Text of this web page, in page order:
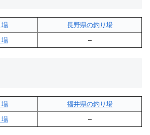
場
長野県の釣り場
場
–
場
福井県の釣り場
場
–